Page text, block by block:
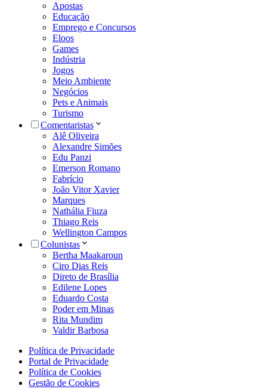
Apostas
Educação
Emprego e Concursos
Eloos
Games
Indústria
Jogos
Meio Ambiente
Negócios
Pets e Animais
Turismo
Comentaristas
Alê Oliveira
Alexandre Simões
Edu Panzi
Emerson Romano
Fabrício
João Vitor Xavier
Marques
Nathália Fiuza
Thiago Reis
Wellington Campos
Colunistas
Bertha Maakaroun
Ciro Dias Reis
Direto de Brasília
Edilene Lopes
Eduardo Costa
Poder em Minas
Rita Mundim
Valdir Barbosa
Política de Privacidade
Portal de Privacidade
Política de Cookies
Gestão de Cookies